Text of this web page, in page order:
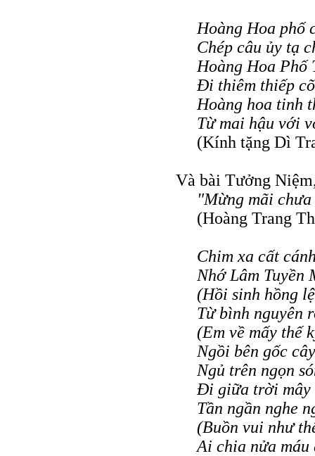
Hoàng Hoa phố
Chép câu ủy tạ
Hoàng Hoa Phố
Ði thiêm thiếp
Hoàng hoa tinh
Từ mai hậu với
(Kính tặng Dì
Và bài Tưởng
"Mừng mãi
(Hoàng Trang
Chim xa cất
Nhớ Lâm Tuyền
(Hồi sinh hồng
Từ bình nguyên
(Em về mấy thế
Ngồi bên gốc cây
Ngủ trên ngọn
Ði giữa trời mây
Tần ngần nghe
(Buồn vui như
Ai chia nửa